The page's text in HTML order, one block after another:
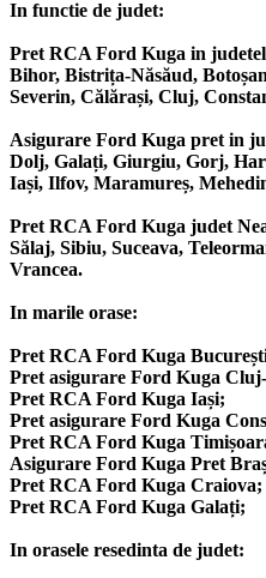
In functie de judet:
Pret RCA Ford Kuga in
Bihor, Bistrița-Năsăud,
Severin, Călărași, Cluj,
Asigurare Ford Kuga pret in
Dolj, Galați, Giurgiu, Gorj,
Iași, Ilfov, Maramureș,
Pret RCA Ford Kuga judet
Sălaj, Sibiu, Suceava,
Vrancea.
In marile orase:
Pret RCA Ford Kuga
Pret asigurare Ford Kuga
Pret RCA Ford Kuga Iași;
Pret asigurare Ford Kuga
Pret RCA Ford Kuga
Asigurare Ford Kuga Pret
Pret RCA Ford Kuga Craiova;
Pret RCA Ford Kuga Galați;
In orasele resedinta de judet: